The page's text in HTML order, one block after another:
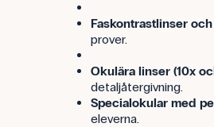
Faskontrastlinser
prover.
Okulära linser (10x
detaljåtergivning.
Specialokular med
eleverna.